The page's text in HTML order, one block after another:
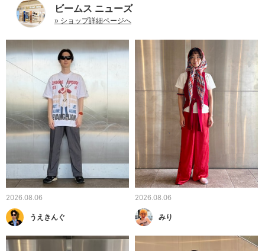
ビームス ニューズ
» ショップ詳細ページへ
2026.08.06
うえきんぐ
2026.08.06
みり